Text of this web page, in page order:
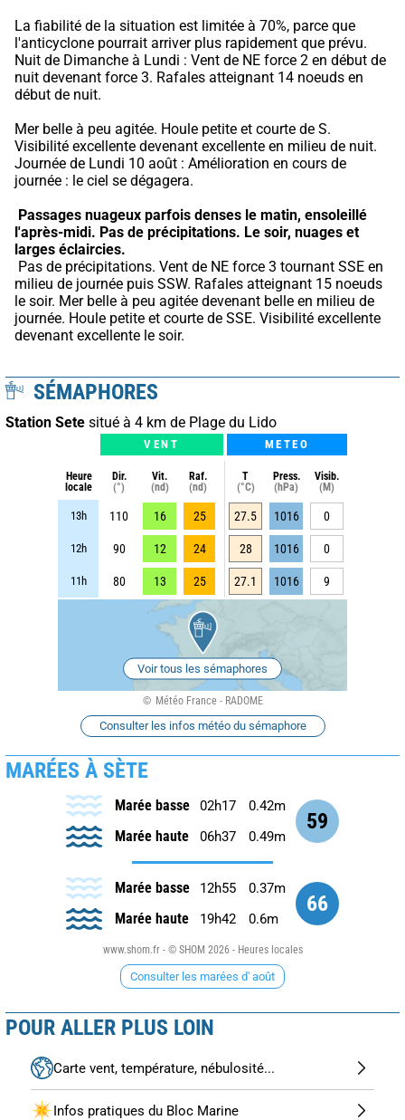
La fiabilité de la situation est limitée à 70%, parce que
l'anticyclone pourrait arriver plus rapidement que prévu.
Nuit de Dimanche à Lundi : Vent de NE force 2 en début de
nuit devenant force 3. Rafales atteignant 14 noeuds en
début de nuit.
Mer belle à peu agitée. Houle petite et courte de S.
Visibilité excellente devenant excellente en milieu de nuit.
Journée de Lundi 10 août : Amélioration en cours de
journée : le ciel se dégagera.
Passages nuageux parfois denses le matin, ensoleillé
l'après-midi. Pas de précipitations. Le soir, nuages et
larges éclaircies.
milieu de journée puis SSW. Rafales atteignant 15 noeuds
le soir. Mer belle à peu agitée devenant belle en milieu de
journée. Houle petite et courte de SSE. Visibilité excellente
devenant excellente le soir.
SÉMAPHORES
Station Sete situé à 4 km de Plage du Lido
VENT METEO
Heure
locale
Dir.
(°)
Vit.
(nd)
Raf.
(nd)
T
(°C)
Press.
(hPa)
Visib.
(M)
13h 110 16 25 27.5 1016 0
12h 90 12 24 28 1016 0
11h 80 13 25 27.1 1016 9
Voir tous les sémaphores
Météo France - RADOME
Consulter les infos météo du sémaphore
MARÉES À SÈTE
59
Marée basse 02h17 0.42m
Marée haute 06h37 0.49m
66
Marée basse 12h55 0.37m
Marée haute 19h42 0.6m
www.shom.fr - © SHOM 2026 - Heures locales
Consulter les marées d' août
POUR ALLER PLUS LOIN
Carte vent, température, nébulosité...
Infos pratiques du Bloc Marine